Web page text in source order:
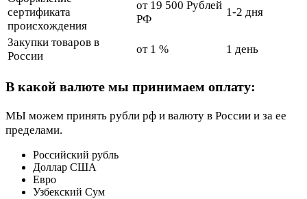
сертификата
происхождения
от 19 500 Рублей
РФ
1-2 дня
Закупки товаров в
России
от 1 % 1 день
В какой валюте мы принимаем оплату:
МЫ можем принять рубли рф и валюту в России и за ее
пределами.
Российский рубль
Доллар США
Евро
Узбекский Сум